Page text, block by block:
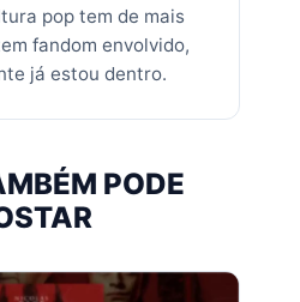
pop tem de mais
fandom envolvido,
já estou dentro.
PODE